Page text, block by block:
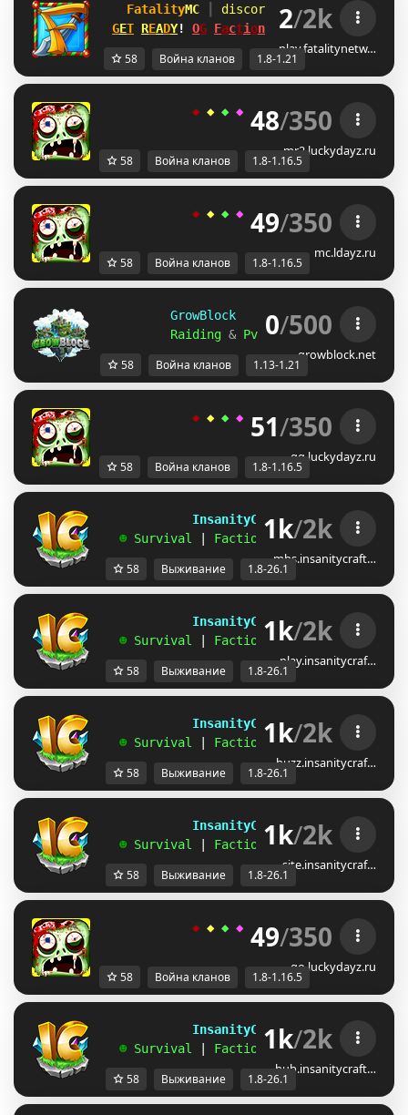
FatalityMC discord.gg/fatalitymc
GET READY! OG Faction MAP #14 SATURDAY!
2/2k
play.fatalitynetw…
58 Война кланов 1.8-1.21
◆ ◆ ◆ ◆ ◆ ＬＵＣＫＹ- ＤＡＹＺ
48/350
mr2.luckydayz.ru
58 Война кланов 1.8-1.16.5
◆ ◆ ◆ ◆ ◆ ＬＵＣＫＹ- ＤＡＹＺ
49/350
mc.ldayz.ru
58 Война кланов 1.8-1.16.5
GrowBlock     Factions
Raiding & PvP & Level & Skills
0/500
growblock.net
58 Война кланов 1.13-1.21
◆ ◆ ◆ ◆ ◆ ＬＵＣＫＹ- ＤＡＹＺ
51/350
gg.luckydayz.ru
58 Война кланов 1.8-1.16.5
InsanityCraft || 1.8 - 26.1
☻ Survival Factions | Skyblock
1k/2k
mbs.insanitycraft…
58 Выживание 1.8-26.1
InsanityCraft || 1.8 - 26.1
☻ Survival Factions | Skyblock
1k/2k
play.insanitycraf…
58 Выживание 1.8-26.1
InsanityCraft || 1.8 - 26.1
☻ Survival Factions | Skyblock
1k/2k
buzz.insanitycraf…
58 Выживание 1.8-26.1
InsanityCraft || 1.8 - 26.1
☻ Survival Factions | Skyblock
1k/2k
site.insanitycraf…
58 Выживание 1.8-26.1
◆ ◆ ◆ ◆ ◆ ＬＵＣＫＹ- ＤＡＹＺ
49/350
go.luckydayz.ru
58 Война кланов 1.8-1.16.5
InsanityCraft || 1.8 - 26.1
☻ Survival Factions | Skyblock
1k/2k
hub.insanitycraft…
58 Выживание 1.8-26.1